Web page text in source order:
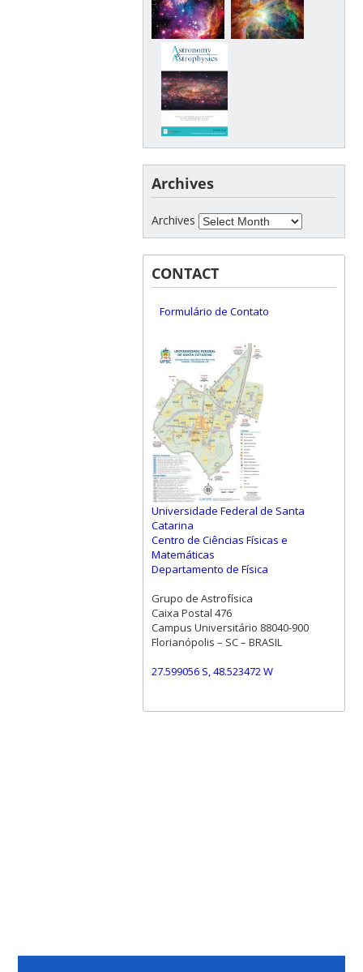
Archives
Archives
CONTACT
Formulário de Contato
Universidade Federal de Santa
Catarina
Centro de Ciências Físicas e
Matemáticas
Departamento de Física
Grupo de Astrofísica
Caixa Postal 476
Campus Universitário 88040-900
Florianópolis – SC – BRASIL
27.599056 S, 48.523472 W